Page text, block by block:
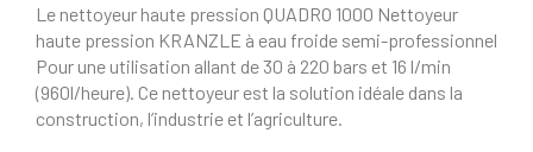
Le nettoyeur haute pression QUADRO 1000 Nettoyeur
haute pression KRANZLE à eau froide semi-professionnel
Pour une utilisation allant de 30 à 220 bars et 16 l/min
(960l/heure). Ce nettoyeur est la solution idéale dans la
construction, l’industrie et l’agriculture.